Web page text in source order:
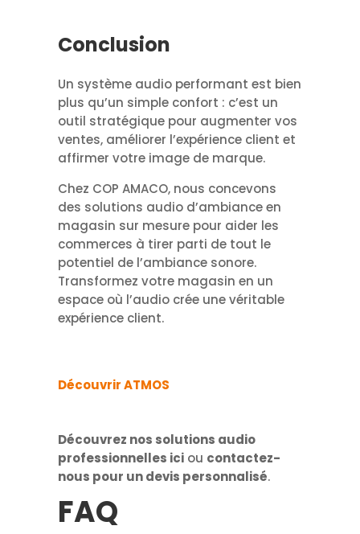
Conclusion
Un système audio performant est bien
plus qu’un simple confort : c’est un
outil stratégique pour augmenter vos
ventes, améliorer l’expérience client et
affirmer votre image de marque.
Chez COP AMACO, nous concevons
des solutions audio d’ambiance en
magasin sur mesure pour aider les
commerces à tirer parti de tout le
potentiel de l’ambiance sonore.
Transformez votre magasin en un
espace où l’audio crée une véritable
expérience client.
Découvrir ATMOS
Découvrez nos solutions audio
professionnelles iciou contactez-
nous pour un devis personnalisé.
FAQ